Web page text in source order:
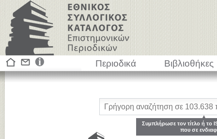
Περιοδικά Βιβλιοθήκες
Συμπλήρωσε τον τίτλο ή το
που σε